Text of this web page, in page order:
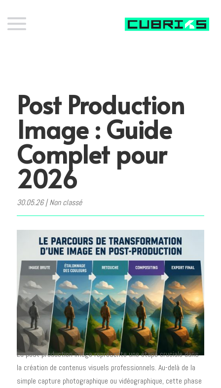
Post Production
Image : Guide
Complet pour
2026
30.05.26|Non classé
La post production image représente une étape cruciale dans
la création de contenus visuels professionnels. Au-delà de la
simple capture photographique ou vidéographique, cette phase